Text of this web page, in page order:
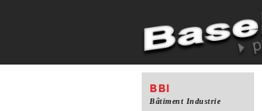
BBI
Bâtiment Industrie